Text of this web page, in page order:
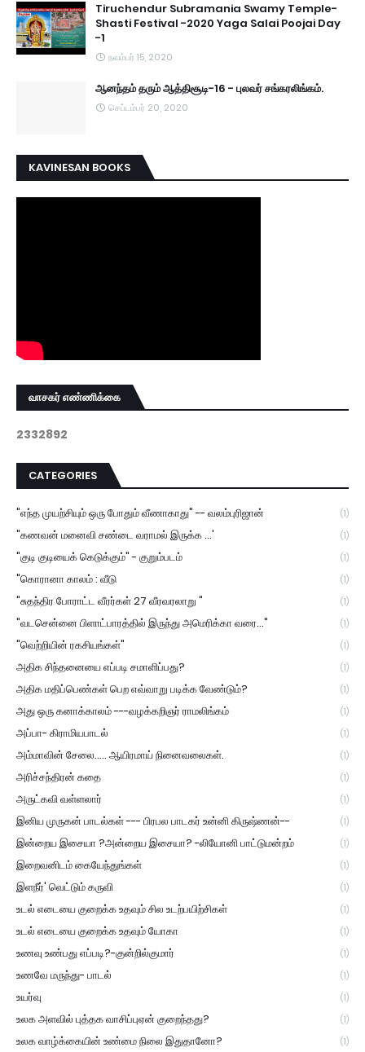
Tiruchendur Subramania Swamy Temple-
Shasti Festival -2020 Yaga Salai Poojai Day
-1
நவம்பர் 15, 2020
ஆனந்தம் தரும் ஆத்திசூடி-16 - புலவர் சங்கரலிங்கம்.
செப்டம்பர் 20, 2020
KAVINESAN BOOKS
வாசகர் எண்ணிக்கை
2332892
CATEGORIES
"எந்த முயற்சியும் ஒரு போதும் வீணாகாது" -- வலம்புரிஜான் (1)
"கணவன் மனைவி சண்டை வராமல் இருக்க ...' (1)
"குடி குடியைக் கெடுக்கும்" - குறும்படம் (1)
"கொரானா காலம் : வீடு (1)
"சுதந்திர போராட்ட வீரர்கள் 27 வீரவரலாறு " (1)
"வடசென்னை பிளாட்பாரத்தில் இருந்து அமெரிக்கா வரை..." (1)
"வெற்றியின் ரகசியங்கள்" (1)
அதிக சிந்தனையை எப்படி சமாளிப்பது? (1)
அதிக மதிப்பெண்கள் பெற எவ்வாறு படிக்க வேண்டும்? (1)
அது ஒரு கனாக்காலம் ---வழக்கறிஞர் ராமலிங்கம் (1)
அப்பா- கிராமியபாடல் (1)
அம்மாவின் சேலை..... ஆயிரமாய் நினைவலைகள். (1)
அரிச்சந்திரன் கதை (1)
அருட்கவி வள்ளலார் (1)
இனிய முருகன் பாடல்கள் --- பிரபல பாடகர் உன்னி கிருஷ்ணன்-- (1)
இன்றைய இசையா ?அன்றைய இசையா? -லியோனி பாட்டுமன்றம் (1)
இறைவனிடம் கையேந்துங்கள் (1)
இளநீர்' வெட்டும் கருவி (1)
உடல் எடையை குறைக்க உதவும் சில உடற்பயிற்சிகள் (1)
உடல் எடையை குறைக்க உதவும் யோகா (1)
உணவு உண்பது எப்படி?-குன்றில்குமார் (1)
உணவே மருந்து- பாடல் (1)
உயர்வு (1)
உலக அளவில் புத்தக வாசிப்புஏன் குறைந்தது? (1)
உலக வாழ்க்கையின் உண்மை நிலை இதுதானோ? (1)